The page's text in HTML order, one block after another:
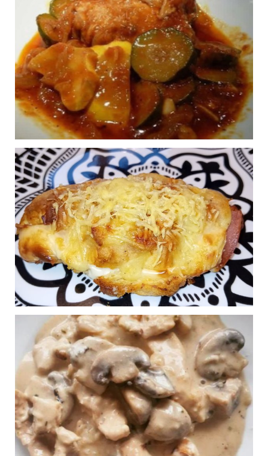
1
SAUTÉ DE POULET
Publié le 24/10/2024 à 9:39
0
SOUPE DE
POTIMARON
Publié le 02/10/2024 à 0:25
0
POULET COURGETTES
POMMES DE TERRE AU
COOKEO